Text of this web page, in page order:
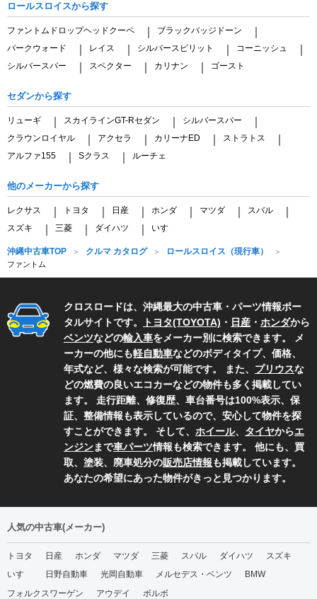
ロールスロイスから探す
ファントムドロップヘッドクーペ ブラックバッジドーン
パークウォード レイス シルバースピリット コーニッシュ
シルバースパー スペクター カリナン ゴースト
セダンから探す
リューギ スカイラインGT-Rセダン シルバースパー
クラウンロイヤル アクセラ カリーナED ストラトス
アルファ155 Sクラス ルーチェ
他のメーカーから探す
レクサス トヨタ 日産 ホンダ マツダ スバル
スズキ 三菱 ダイハツ いすゞ
沖縄中古車TOP クルマ カタログ ロールスロイス（現行車）
ファントム
クロスロードは、沖縄最大の中古車・パーツ情報ポー
タルサイトです。
トヨタ(TOYOTA) ・ 日産 ・ ホンダから
ベンツなどの輸入車をメーカー別に検索できます。 メ
ーカーの他にも軽自動車などのボディタイプ、価格、
年式など、様々な検索が可能です。 また、 プリウスな
どの燃費の良いエコカーなどの物件も多く掲載してい
ます。 走行距離、修復歴、車台番号は100%表示、保
証、整備情報も表示しているので、安心して物件を探
すことができます。 そして、 ホイール、 タイヤからエ
ンジンまで車パーツ情報も検索できます。 他にも、買
取、塗装、廃車処分の販売店情報も掲載しています。
あなたの希望にあった物件がきっと見つかります。
人気の中古車(メーカー)
トヨタ 日産 ホンダ マツダ 三菱 スバル ダイハツ
スズキ
いすゞ
日野自動車 光岡自動車 メルセデス・ベンツ
BMW
フォルクスワーゲン
アウデイ ボルボ